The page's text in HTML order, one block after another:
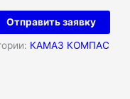
Отправить заявку
КАМАЗ КОМПАС